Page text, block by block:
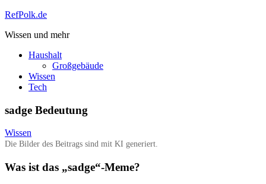
Zum
springen
RefPolk.de
Wissen und mehr
Haushalt
Großgebäude
Wissen
Tech
sadge Bedeutung
Wissen
Die Bilder des Beitrags sind mit KI generiert.
Was ist das „sadge“-Meme?